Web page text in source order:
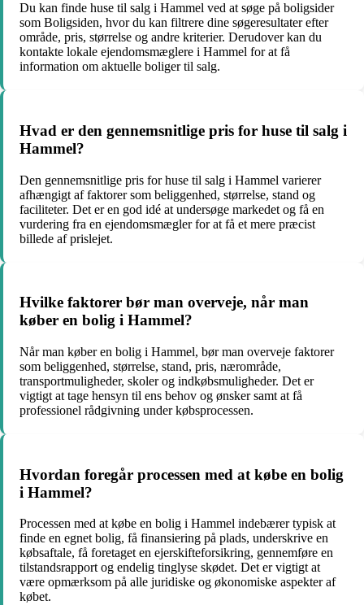
Du kan finde huse til salg i Hammel ved at søge på boligsider
som Boligsiden, hvor du kan filtrere dine søgeresultater efter
område, pris, størrelse og andre kriterier. Derudover kan du
kontakte lokale ejendomsmæglere i Hammel for at få
information om aktuelle boliger til salg.
Hvad er den gennemsnitlige pris for huse til salg i
Hammel?
Den gennemsnitlige pris for huse til salg i Hammel varierer
afhængigt af faktorer som beliggenhed, størrelse, stand og
faciliteter. Det er en god idé at undersøge markedet og få en
vurdering fra en ejendomsmægler for at få et mere præcist
billede af prislejet.
Hvilke faktorer bør man overveje, når man
køber en bolig i Hammel?
Når man køber en bolig i Hammel, bør man overveje faktorer
som beliggenhed, størrelse, stand, pris, nærområde,
transportmuligheder, skoler og indkøbsmuligheder. Det er
vigtigt at tage hensyn til ens behov og ønsker samt at få
professionel rådgivning under købsprocessen.
Hvordan foregår processen med at købe en bolig
i Hammel?
Processen med at købe en bolig i Hammel indebærer typisk at
finde en egnet bolig, få finansiering på plads, underskrive en
købsaftale, få foretaget en ejerskifteforsikring, gennemføre en
tilstandsrapport og endelig tinglyse skødet. Det er vigtigt at
være opmærksom på alle juridiske og økonomiske aspekter af
købet.